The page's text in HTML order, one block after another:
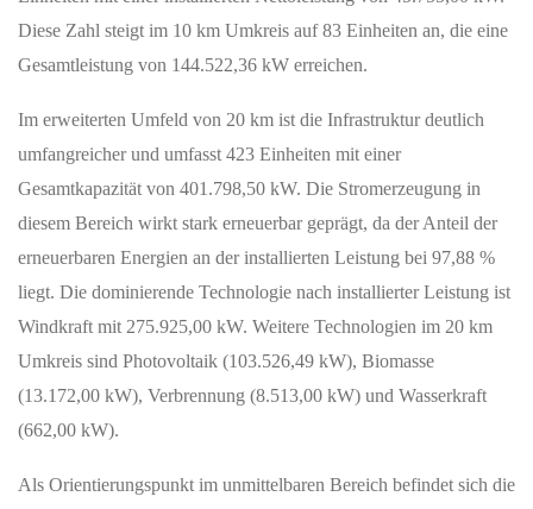
Diese Zahl steigt im 10 km Umkreis auf 83 Einheiten an, die eine
Gesamtleistung von 144.522,36 kW erreichen.
Im erweiterten Umfeld von 20 km ist die Infrastruktur deutlich
umfangreicher und umfasst 423 Einheiten mit einer
Gesamtkapazität von 401.798,50 kW. Die Stromerzeugung in
diesem Bereich wirkt stark erneuerbar geprägt, da der Anteil der
erneuerbaren Energien an der installierten Leistung bei 97,88 %
liegt. Die dominierende Technologie nach installierter Leistung ist
Windkraft mit 275.925,00 kW. Weitere Technologien im 20 km
Umkreis sind Photovoltaik (103.526,49 kW), Biomasse
(13.172,00 kW), Verbrennung (8.513,00 kW) und Wasserkraft
(662,00 kW).
Als Orientierungspunkt im unmittelbaren Bereich befindet sich die